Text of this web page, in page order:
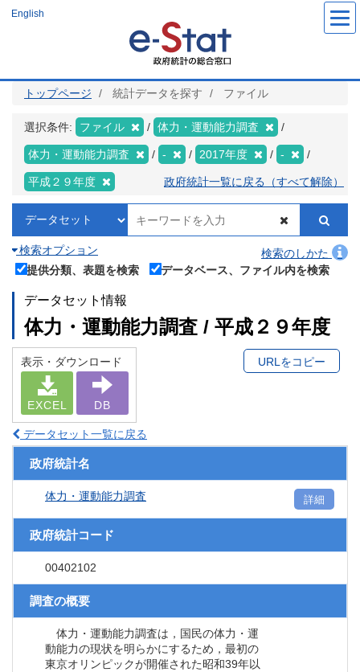
ツ
English
トップページ 統計データを探す ファイル
選択条件: ファイル 体力・運動能力調査
体力・運動能力調査 - 2017年度 -
平成２９年度 政府統計一覧に戻る（すべて解除）
検索オプション
検索のしかた
提供分類、表題を検索
データベース、ファイル内を検索
データセット情報
体力・運動能力調査 / 平成２９年度
表示・ダウンロード
EXCEL DB
URLをコピー
データセット一覧に戻る
政府統計名
体力・運動能力調査 詳細
政府統計コード
00402102
調査の概要
体力・運動能力調査は，国民の体力・運
動能力の現状を明らかにするため，最初の
東京オリンピックが開催された昭和39年以